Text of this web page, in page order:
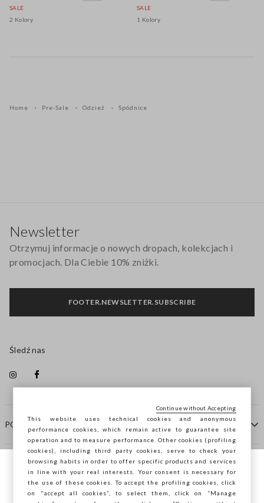
SALE
2 Kolory
SALE
1 Kolory
Home Pre-Sale Odzież Spódnice
POMOC
FIRMA
Newsletter
Otrzymuj informacje o nowych dropach, kolekcjach i
promocjach. Dla Ciebie 10% zniżki.
FOOTER.NEWSLETTER.SUBSCRIBE
Śledź nas
Przeglądasz STEFANEL Italia, chcesz
zapisać swoją lokalizację?
This website uses technical cookies and anonymous
performance cookies, which remain active to guarantee site
operation and to measure performance. Other cookies (profiling
cookies), including third party cookies, serve to check your
browsing habits in order to offer specific products and services
in line with your real interests. Your consent is necessary for
the use of these cookies. To accept the profiling cookies, click
on "accept all cookies”, to select them, click on “Manage
Continue without Accepting